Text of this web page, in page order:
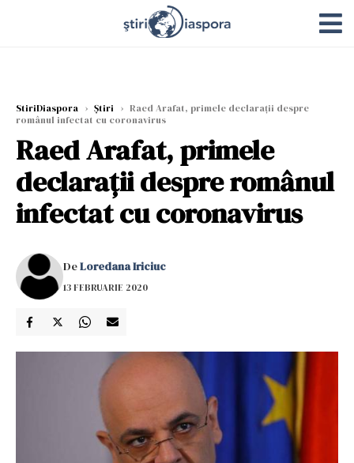
StiriDiaspora › Știri › Raed Arafat, primele declarații despre
românul infectat cu coronavirus
Raed Arafat, primele
declarații despre românul
infectat cu coronavirus
DeLoredana Iriciuc
13 FEBRUARIE 2020